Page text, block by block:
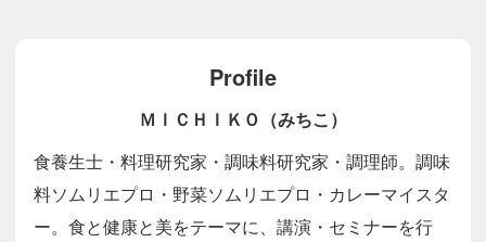
Profile
ＭＩＣＨＩＫＯ（みちこ）
食養生士・料理研究家・調味料研究家・調理師。調味
料ソムリエプロ・野菜ソムリエプロ・カレーマイスタ
ー。食と健康と美をテーマに、講演・セミナーを行